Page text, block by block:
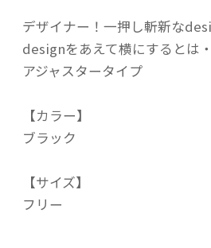
デザイナー！一押し斬新な
designをあえて横にするとは
アジャスタータイプ
【カラー】
ブラック
【サイズ】
フリー